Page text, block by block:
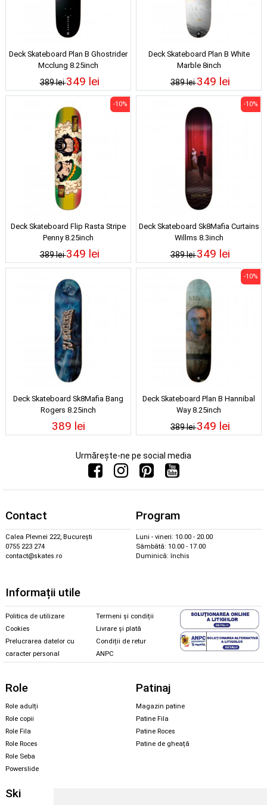
Deck Skateboard Plan B Ghostrider
Mcclung 8.25inch
389 lei349 lei
Deck Skateboard Plan B White
Marble 8inch
389 lei349 lei
Deck Skateboard Flip Rasta Stripe
Penny 8.25inch
389 lei
-10%
349 lei
Deck Skateboard Sk8Mafia Curtains
Willms 8.3inch
389 lei
-10%
349 lei
Deck Skateboard Sk8Mafia Bang
Rogers 8.25inch
389 lei
Deck Skateboard Plan B Hannibal
Way 8.25inch
389 lei
-10%
349 lei
Urmărește-ne pe social media
Contact
Calea Plevnei 222, București
0755 223 274
contact@skates.ro
Program
Luni - vineri: 10.00 - 20.00
Sâmbătă: 10.00 - 17.00
Duminică: închis
Informații utile
Politica de utilizare
Cookies
Prelucrarea datelor cu
caracter personal
Termeni și condiții
Livrare și plată
Condiții de retur
ANPC
Role
Role adulți
Role copii
Role Fila
Role Roces
Role Seba
Powerslide
Patinaj
Magazin patine
Patine Fila
Patine Roces
Patine de gheață
Ski